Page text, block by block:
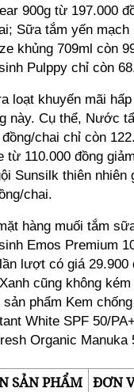
900g từ 197.000
Sữa tắm yến
khủng 709ml còn
Pulppy chỉ còn
loạt khuyến mãi
này. Cụ thể, Nước
chai chỉ còn
từ 110.000 đồng
Sunsilk thiên nhiên
chai.
hàng muối tắm
Emos Premium
lượt có giá 29.900
cũng không
sản phẩm Kem
White SPF 50/
Organic Manuka
SẢN PHẨM ĐƠN